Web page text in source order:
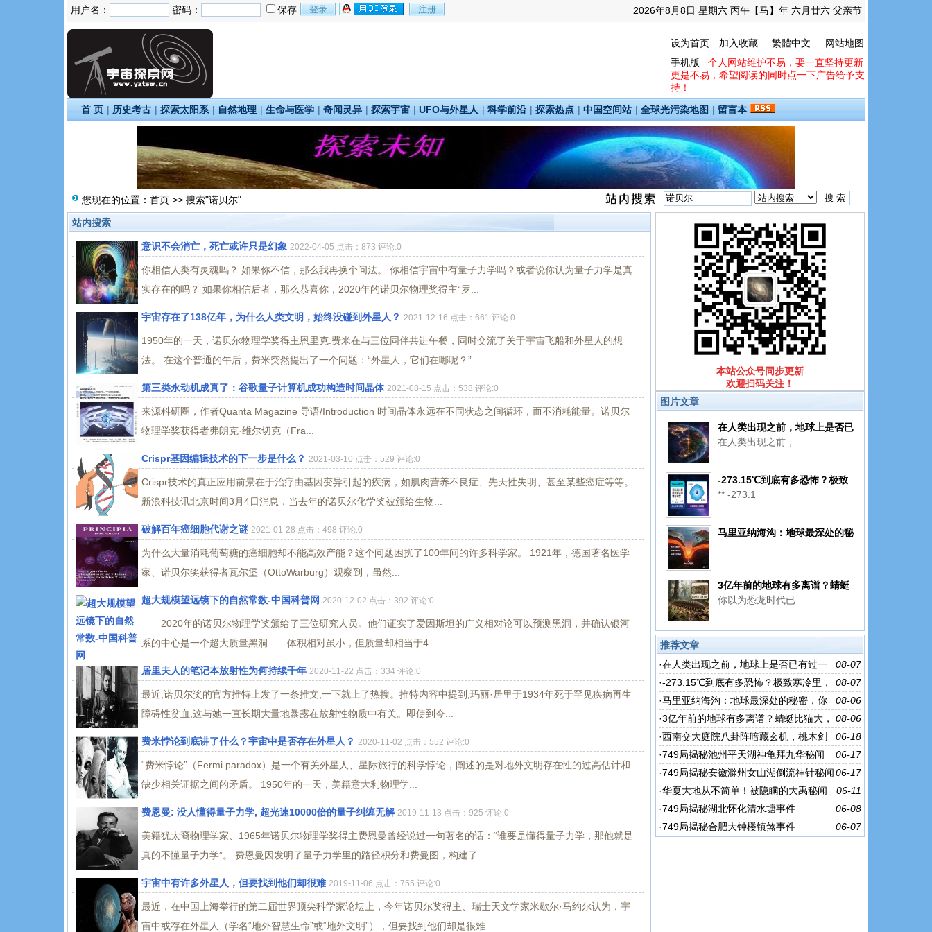
2026年8月8日 星期六 丙午【马】年 六月廿六 父亲节
用户名： 密码： 保存
设为首页 加入收藏 繁體中文
网站地图
手机版
个人网站维护不易，要一直坚持更新
更是不易，希望阅读的同时点一下广告给予支
持！
首 页 | 历史考古 | 探索太阳系 | 自然地理 | 生命与医学 | 奇闻灵异 | 探索宇宙 | UFO与外星人 | 科学前沿 | 探索热点 | 中国空间站 | 全球光污染地图 | 留言本
您现在的位置： 首页 >> 搜索"诺贝尔"
站内搜索
意识不会消亡，死亡或许只是幻象 2022-04-05 点击：873 评论:0
你相信人类有灵魂吗？ 如果你不信，那么我再换个问法。 你相信宇宙中有量子力学吗？或者说你认为量子力学是真
实存在的吗？ 如果你相信后者，那么恭喜你，2020年的诺贝尔物理奖得主“罗...
宇宙存在了138亿年，为什么人类文明，始终没碰到外星人？ 2021-12-16 点击：661 评论:0
1950年的一天，诺贝尔物理学奖得主恩里克.费米在与三位同伴共进午餐，同时交流了关于宇宙飞船和外星人的想
法。 在这个普通的午后，费米突然提出了一个问题：“外星人，它们在哪呢？”...
第三类永动机成真了：谷歌量子计算机成功构造时间晶体 2021-08-15 点击：538 评论:0
来源科研圈，作者Quanta Magazine 导语/Introduction 时间晶体永远在不同状态之间循环，而不消耗能量。诺贝尔
物理学奖获得者弗朗克·维尔切克（Fra...
Crispr基因编辑技术的下一步是什么？ 2021-03-10 点击：529 评论:0
Crispr技术的真正应用前景在于治疗由基因变异引起的疾病，如肌肉营养不良症、先天性失明、甚至某些癌症等等。
新浪科技讯北京时间3月4日消息，当去年的诺贝尔化学奖被颁给生物...
破解百年癌细胞代谢之谜 2021-01-28 点击：498 评论:0
为什么大量消耗葡萄糖的癌细胞却不能高效产能？这个问题困扰了100年间的许多科学家。 1921年，德国著名医学
家、诺贝尔奖获得者瓦尔堡（OttoWarburg）观察到，虽然...
超大规模望远镜下的自然常数-中国科普网 2020-12-02 点击：392 评论:0
2020年的诺贝尔物理学奖颁给了三位研究人员。他们证实了爱因斯坦的广义相对论可以预测黑洞，并确认银河
系的中心是一个超大质量黑洞——体积相对虽小，但质量却相当于4...
居里夫人的笔记本放射性为何持续千年 2020-11-22 点击：334 评论:0
最近,诺贝尔奖的官方推特上发了一条推文,一下就上了热搜。推特内容中提到,玛丽·居里于1934年死于罕见疾病再生
障碍性贫血,这与她一直长期大量地暴露在放射性物质中有关。即使到今...
费米悖论到底讲了什么？宇宙中是否存在外星人？ 2020-11-02 点击：552 评论:0
“费米悖论”（Fermi paradox）是一个有关外星人、星际旅行的科学悖论，阐述的是对地外文明存在性的过高估计和
缺少相关证据之间的矛盾。 1950年的一天，美籍意大利物理学...
费恩曼: 没人懂得量子力学, 超光速10000倍的量子纠缠无解 2019-11-13 点击：925 评论:0
美籍犹太裔物理学家、1965年诺贝尔物理学奖得主费恩曼曾经说过一句著名的话：“谁要是懂得量子力学，那他就是
真的不懂量子力学”。 费恩曼因发明了量子力学里的路径积分和费曼图，构建了...
宇宙中有许多外星人，但要找到他们却很难 2019-11-06 点击：755 评论:0
最近，在中国上海举行的第二届世界顶尖科学家论坛上，今年诺贝尔奖得主、瑞士天文学家米歇尔·马约尔认为，宇
宙中或存在外星人（学名“地外智慧生命”或“地外文明”），但要找到他们却是很难...
本站公众号同步更新
欢迎扫码关注！
图片文章
在人类出现之前，地球上是否已
有过一个文明？
在人类出现之前，
-273.15℃到底有多恐怖？极致
寒冷里，连时间都快「冻僵」了
** -273.1
马里亚纳海沟：地球最深处的秘
3亿年前的地球有多离谱？蜻蜓
比猫大，蝎子能怼狼……
你以为恐龙时代已
推荐文章
08-07
·在人类出现之前，地球上是否已有过一
个文明？
08-07
·-273.15℃到底有多恐怖？极致寒冷里，
连时间都快「冻僵」了
08-06
·马里亚纳海沟：地球最深处的秘密，你
了解多少？
08-06
·3亿年前的地球有多离谱？蜻蜓比猫大，
蝎子能怼狼……
06-18
·西南交大庭院八卦阵暗藏玄机，桃木剑
立柱下究竟镇压着怎样的秘密呢
06-17
·749局揭秘池州平天湖神龟拜九华秘闻
06-17
·749局揭秘安徽滁州女山湖倒流神针秘闻
06-11
·华夏大地从不简单！被隐瞒的大禹秘闻
06-08
·749局揭秘湖北怀化清水塘事件
06-07
·749局揭秘合肥大钟楼镇煞事件